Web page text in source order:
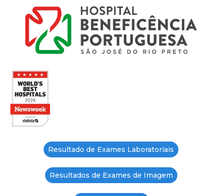
Resultado de Exames Laboratoriais
Resultados de Exames de Imagem